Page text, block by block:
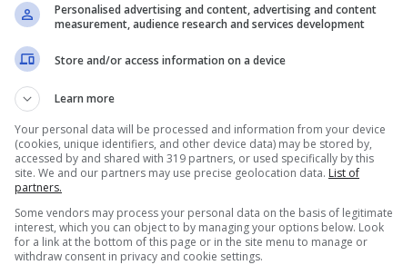
nella stanza è rimasta illesa. Le analisi non
e sono ancora in corso le verifiche per
Personalised advertising and content, advertising and content
measurement, audience research and services development
Store and/or access information on a device
Learn more
Your personal data will be processed and information from your device
(cookies, unique identifiers, and other device data) may be stored by,
accessed by and shared with 319 partners, or used specifically by this
site. We and our partners may use precise geolocation data. List of
partners.
Some vendors may process your personal data on the basis of legitimate
interest, which you can object to by managing your options below. Look
for a link at the bottom of this page or in the site menu to manage or
withdraw consent in privacy and cookie settings.